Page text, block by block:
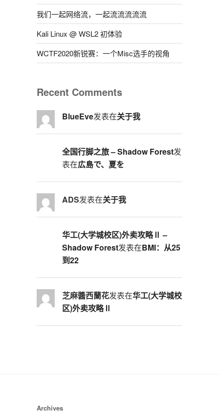
我们一起网络流，一起流流流流流
Kali Linux @ WSL2 初体验
WCTF2020新锐赛：一个Misc选手的视角
Recent Comments
BlueEve发表在关于我
全国行脚之旅 – Shadow Forest发
表在広島で、夏を
ADS发表在关于我
华工(大学城校区)外卖攻略Ⅱ –
Shadow Forest发表在BMI：从25
到22
芝麻醬西蘭花发表在华工(大学城校
区)外卖攻略Ⅱ
Archives